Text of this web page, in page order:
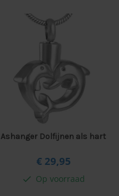
Ashanger Dolfijnen als hart
€ 29,95
check Op voorraad